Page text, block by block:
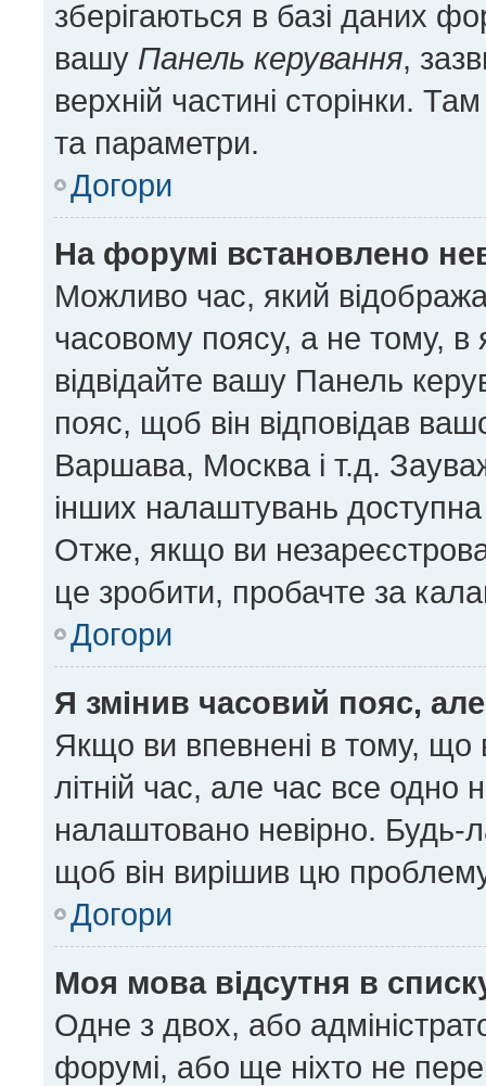
зберігаються в базі даних
вашу Панель керування,
верхній частині сторінки.
та параметри.
Догори
На форумі встановлено
Можливо час, який
часовому поясу, а не тому, в
відвідайте вашу Панель
пояс, щоб він відповідав
Варшава, Москва і т.д.
інших налаштувань
Отже, якщо ви
це зробити, пробачте за
Догори
Я змінив часовий пояс,
Якщо ви впевнені в тому, що
літній час, але час все одно
налаштовано невірно. Будь-
щоб він вирішив цю
Догори
Моя мова відсутня в
Одне з двох, або
форумі, або ще ніхто не